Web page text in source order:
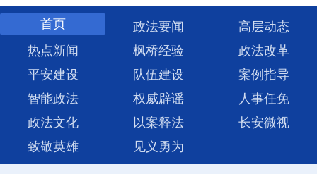
首页 政法要闻
高层动态
热点新闻
枫桥经验
政法改革
平安建设
队伍建设
案例指导
智能政法
权威辟谣
人事任免
政法文化
以案释法
长安微视
致敬英雄
见义勇为